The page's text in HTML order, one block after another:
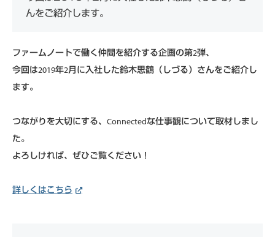
んをご紹介します。
ファームノートで働く仲間を紹介する企画の第2弾、
今回は2019年2月に入社した鈴木思鶴（しづる）さんをご紹介し
ます。
つながりを大切にする、Connectedな仕事観について取材しまし
た。
よろしければ、ぜひご覧ください！
詳しくはこちら